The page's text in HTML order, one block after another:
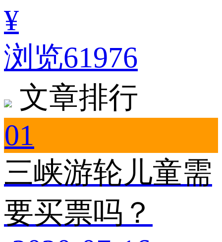
¥
浏览61976
文章排行
01
三峡游轮儿童需
要买票吗？